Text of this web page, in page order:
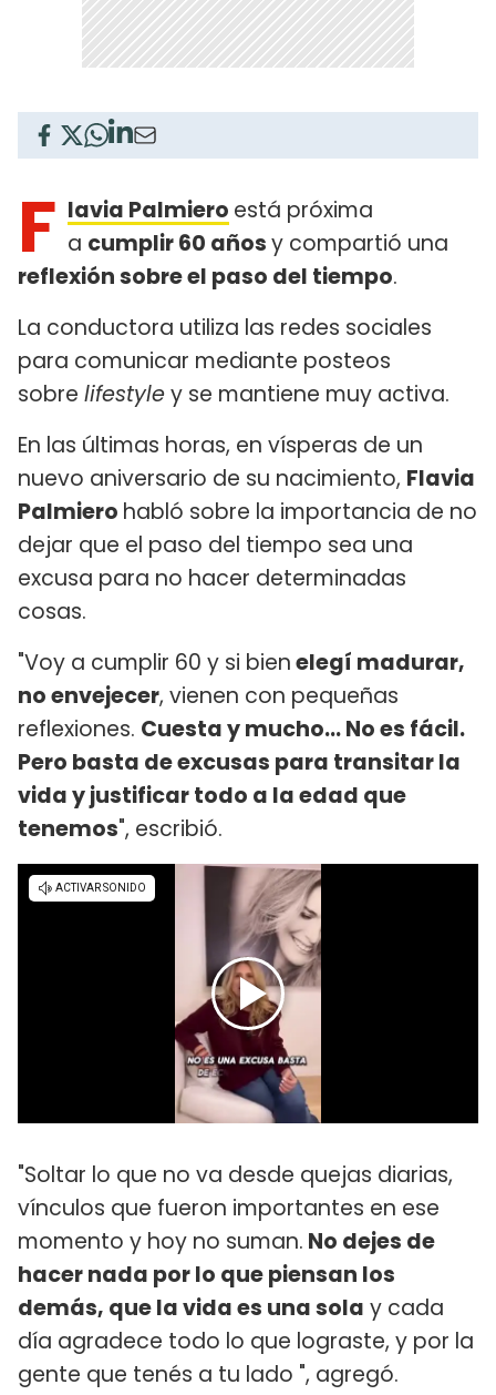
F lavia Palmiero está próxima
a cumplir 60 añosy compartió una
reflexión sobre el paso del tiempo.
La conductora utiliza las redes sociales
para comunicar mediante posteos
sobre lifestyley se mantiene muy activa.
En las últimas horas, en vísperas de un
nuevo aniversario de su nacimiento, Flavia
Palmiero habló sobre la importancia de no
dejar que el paso del tiempo sea una
excusa para no hacer determinadas
cosas.
"Voy a cumplir 60 y si bienelegí madurar,
no envejecer, vienen con pequeñas
reflexiones. Cuesta y mucho... No es fácil.
Pero basta de excusas para transitar la
vida y justificar todo a la edad que
tenemos", escribió.
"Soltar lo que no va desde quejas diarias,
vínculos que fueron importantes en ese
momento y hoy no suman. No dejes de
hacer nada por lo que piensan los
demás, que la vida es una sola y cada
día agradece todo lo que lograste, y por la
gente que tenés a tu lado ", agregó.